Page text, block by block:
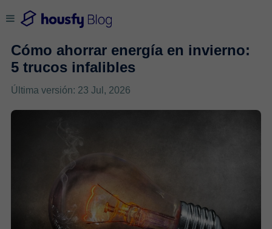
Cómo ahorrar energía en invierno:
5 trucos infalibles
Última versión: 23 Jul, 2026